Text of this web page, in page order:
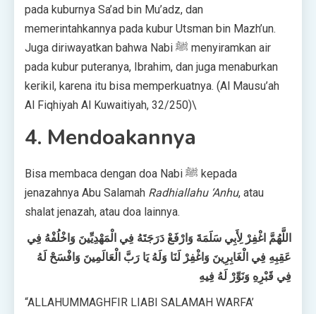
pada kuburnya Sa’ad bin Mu’adz, dan
memerintahkannya pada kubur Utsman bin Mazh’un.
Juga diriwayatkan bahwa Nabi ﷺ menyiramkan air
pada kubur puteranya, Ibrahim, dan juga menaburkan
kerikil, karena itu bisa memperkuatnya. (Al Mausu’ah
Al Fiqhiyah Al Kuwaitiyah, 32/250)\
4. Mendoakannya
Bisa membaca dengan doa Nabi ﷺ kepada
jenazahnya Abu Salamah Radhiallahu ‘Anhu, atau
shalat jenazah, atau doa lainnya.
اللَّهُمَّ اغْفِرْ لِأَبِي سَلَمَةَ وَارْفَعْ دَرَجَتَهُ فِي الْمَهْدِيِّينَ وَاخْلُفْهُ فِي
عَقِبِهِ فِي الْغَابِرِينَ وَاغْفِرْ لَنَا وَلَهُ يَا رَبَّ الْعَالَمِينَ وَافْسَحْ لَهُ
فِي قَبْرِهِ وَنَوِّرْ لَهُ فِيهِ
“ALLAHUMMAGHFIR LIABI SALAMAH WARFA’